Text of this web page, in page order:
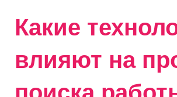
Какие
влияют на